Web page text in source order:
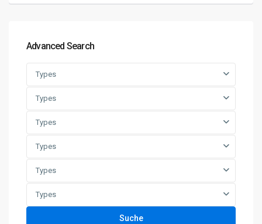
Advanced Search
Types
Types
Types
Types
Types
Types
Suche